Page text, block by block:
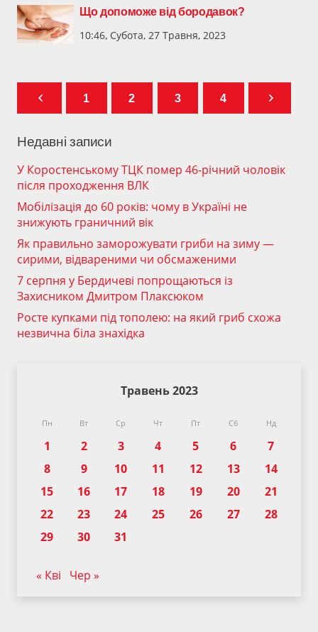
Що допоможе від бородавок?
10:46, Субота, 27 Травня, 2023
1 2 3 4
Недавні записи
У Коростенському ТЦК помер 46-річний чоловік
після проходження ВЛК
Мобілізація до 60 років: чому в Україні не
знижують граничний вік
Як правильно заморожувати гриби на зиму —
сирими, відвареними чи обсмаженими
7 серпня у Бердичеві попрощаються із
Захисником Дмитром Плаксюком
Росте купками під тополею: на який гриб схожа
незвична біла знахідка
Травень 2023
Пн Вт Ср Чт Пт Сб Нд
1 2 3 4 5 6
7
8
9 10 11 12 13
14
15
16 17 18 19 20
21
22
23 24 25 26 27
28
29
30 31
« Кві Чер »